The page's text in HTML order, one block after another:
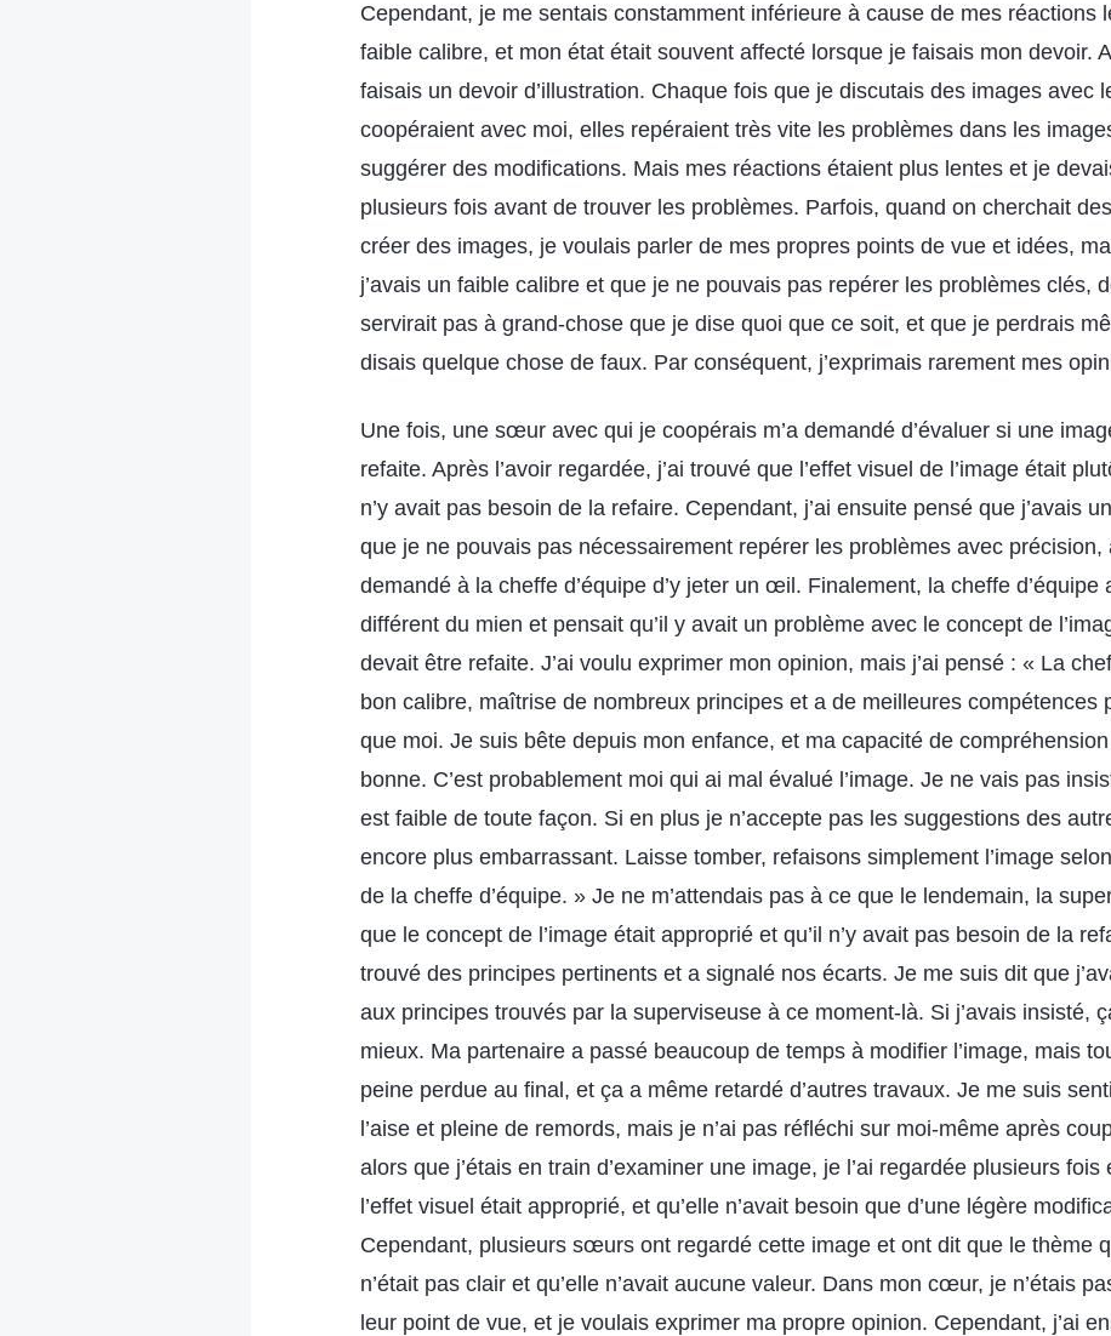
Cependant, je me sentais constamment inférieure à cause de mes réactions
faible calibre, et mon état était souvent affecté lorsque je faisais mon devoir.
faisais un devoir d’illustration. Chaque fois que je discutais des images avec
coopéraient avec moi, elles repéraient très vite les problèmes dans les
suggérer des modifications. Mais mes réactions étaient plus lentes et je
plusieurs fois avant de trouver les problèmes. Parfois, quand on cherchait
créer des images, je voulais parler de mes propres points de vue et idées,
j’avais un faible calibre et que je ne pouvais pas repérer les problèmes clés,
servirait pas à grand-chose que je dise quoi que ce soit, et que je perdrais
disais quelque chose de faux. Par conséquent, j’exprimais rarement mes
Une fois, une sœur avec qui je coopérais m’a demandé d’évaluer si une
refaite. Après l’avoir regardée, j’ai trouvé que l’effet visuel de l’image était
n’y avait pas besoin de la refaire. Cependant, j’ai ensuite pensé que j’avais
que je ne pouvais pas nécessairement repérer les problèmes avec précision,
demandé à la cheffe d’équipe d’y jeter un œil. Finalement, la cheffe d’équipe
différent du mien et pensait qu’il y avait un problème avec le concept de
devait être refaite. J’ai voulu exprimer mon opinion, mais j’ai pensé : « La
bon calibre, maîtrise de nombreux principes et a de meilleures compétences
que moi. Je suis bête depuis mon enfance, et ma capacité de compréhension
bonne. C’est probablement moi qui ai mal évalué l’image. Je ne vais pas
est faible de toute façon. Si en plus je n’accepte pas les suggestions des
encore plus embarrassant. Laisse tomber, refaisons simplement l’image
de la cheffe d’équipe. » Je ne m’attendais pas à ce que le lendemain, la
que le concept de l’image était approprié et qu’il n’y avait pas besoin de la
trouvé des principes pertinents et a signalé nos écarts. Je me suis dit que
aux principes trouvés par la superviseuse à ce moment-là. Si j’avais insisté,
mieux. Ma partenaire a passé beaucoup de temps à modifier l’image, mais
peine perdue au final, et ça a même retardé d’autres travaux. Je me suis
l’aise et pleine de remords, mais je n’ai pas réfléchi sur moi-même après
alors que j’étais en train d’examiner une image, je l’ai regardée plusieurs fois
l’effet visuel était approprié, et qu’elle n’avait besoin que d’une légère
Cependant, plusieurs sœurs ont regardé cette image et ont dit que le thème
n’était pas clair et qu’elle n’avait aucune valeur. Dans mon cœur, je n’étais
leur point de vue, et je voulais exprimer ma propre opinion. Cependant, j’ai